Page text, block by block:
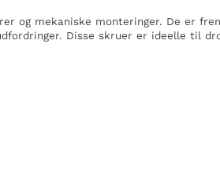
og mekaniske monteringer. De er
Disse skruer er ideelle til